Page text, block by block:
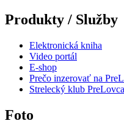
Produkty / Služby
Elektronická kniha
Video portál
E-shop
Prečo inzerovať na
Strelecký klub
Foto